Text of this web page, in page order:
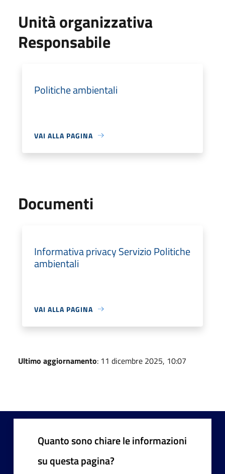
Unità organizzativa
Responsabile
Politiche ambientali
VAI ALLA PAGINA
Documenti
Informativa privacy Servizio Politiche
ambientali
VAI ALLA PAGINA
Ultimo aggiornamento: 11 dicembre 2025, 10:07
Quanto sono chiare le informazioni
su questa pagina?